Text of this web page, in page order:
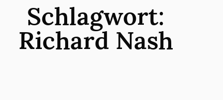
Schlagwort:
Richard Nash